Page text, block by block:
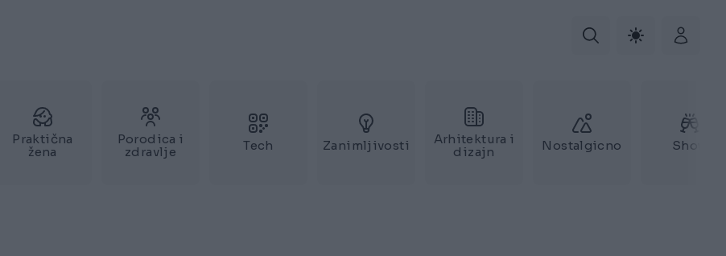
Praktična
žena
Porodica i
zdravlje
Tech Zanimljivosti
Arhitektura i
dizajn
Nostalgicno Show